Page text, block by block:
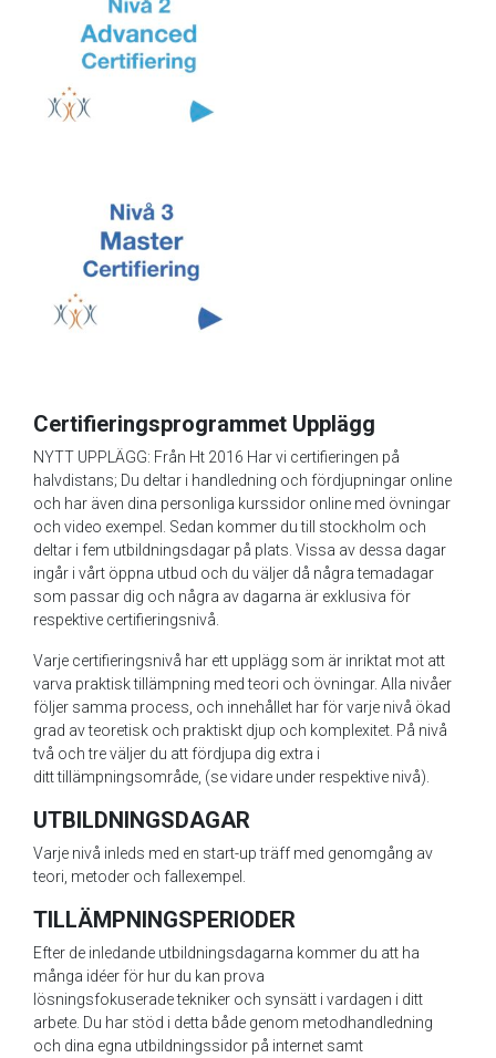
Certifieringsprogrammet Upplägg
NYTT UPPLÄGG: Från Ht 2016 Har vi certifieringen på
halvdistans; Du deltar i handledning och fördjupningar online
och har även dina personliga kurssidor online med övningar
och video exempel. Sedan kommer du till stockholm och
deltar i fem utbildningsdagar på plats. Vissa av dessa dagar
ingår i vårt öppna utbud och du väljer då några temadagar
som passar dig och några av dagarna är exklusiva för
respektive certifieringsnivå.
Varje certifieringsnivå har ett upplägg som är inriktat mot att
varva praktisk tillämpning med teori och övningar. Alla nivåer
följer samma process, och innehållet har för varje nivå ökad
grad av teoretisk och praktiskt djup och komplexitet. På nivå
två och tre väljer du att fördjupa dig extra i
ditt tillämpningsområde, (se vidare under respektive nivå).
UTBILDNINGSDAGAR
Varje nivå inleds med en start-up träff med genomgång av
teori, metoder och fallexempel.
TILLÄMPNINGSPERIODER
Efter de inledande utbildningsdagarna kommer du att ha
många idéer för hur du kan prova
lösningsfokuserade tekniker och synsätt i vardagen i ditt
arbete. Du har stöd i detta både genom metodhandledning
och dina egna utbildningssidor på internet samt